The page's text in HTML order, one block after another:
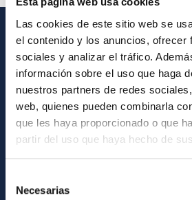
Las cookies de este sitio web se
el contenido y los anuncios, ofrecer
sociales y analizar el tráfico.
información sobre el uso que haga
nuestros partners de redes
web, quienes pueden combinarla
que les haya proporcionado o que
partir del uso que haya hecho de
Necesarias
INFORMACIÓN GENERAL
Contacto
Cómo llegar al IAC
Directorio de personal
Biblioteca